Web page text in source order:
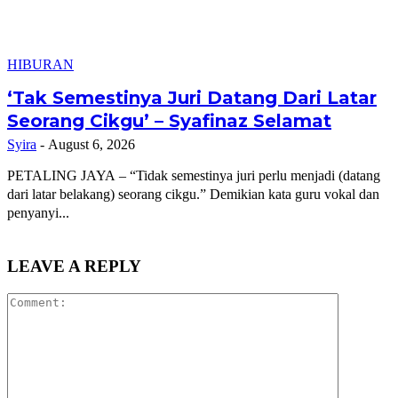
HIBURAN
‘Tak Semestinya Juri Datang Dari Latar
Seorang Cikgu’ – Syafinaz Selamat
Syira - August 6, 2026
PETALING JAYA – “Tidak semestinya juri perlu menjadi (datang
dari latar belakang) seorang cikgu.” Demikian kata guru vokal dan
penyanyi...
LEAVE A REPLY